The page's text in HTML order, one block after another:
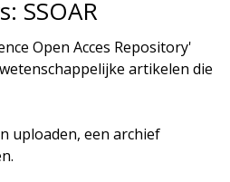
SSOAR
Open Acces Repository'
artikelen die
uploaden, een archief